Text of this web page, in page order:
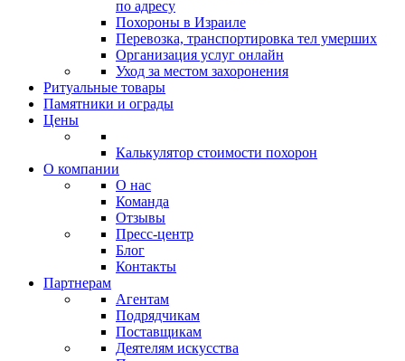
по адресу
Похороны в Израиле
Перевозка, транспортировка тел умерших
Организация услуг онлайн
Уход за местом захоронения
Ритуальные товары
Памятники и ограды
Цены
Калькулятор стоимости похорон
О компании
О нас
Команда
Отзывы
Пресс-центр
Блог
Контакты
Партнерам
Агентам
Подрядчикам
Поставщикам
Деятелям искусства